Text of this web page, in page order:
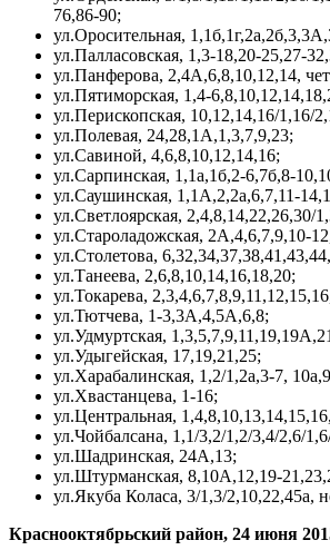
76,86-90;
ул.Оросительная,
ул.Палласовская, 1,3-18,20-25,27-
ул.Панферова, 2,4А,6,8,10,12,14,
ул.Пятиморская, 1,4-
ул.Перископская, 10,12,14,16/1,16/
ул.Полевая, 24,28,1А,1,3,7,9,23;
ул.Савиной, 4,6,8,10,12,14,16;
ул.Сарпинская, 1,1а,1б,2-6,7б,8-
ул.Саушинская, 1,1А,2,2а,6,7,11-
ул.Светлоярская, 2,4,8,14,22,26,30/
ул.Староладожская, 2А,4,6,7,9,10-
ул.Столетова,
ул.Танеева, 2,6,8,10,14,16,18,20;
ул.Токарева,
ул.Тютчева, 1-3,3А,4,5А,6,8;
ул.Удмуртская,
ул.Удыгейская, 17,19,21,25;
ул.Харабалинская, 1,2/1,2а,3-7,
ул.Хвастанцева, 1-16;
ул.Центральная,
ул.Чойбалсана, 1,1/3,2/1,2/3,4/2,6/
ул.Шадринская, 24А,13;
ул.Штурманская, 8,10А,12,19-
ул.Якуба Коласа, 3/1,3/2,10,22,45а,
Краснооктябрьский район, 24 июня